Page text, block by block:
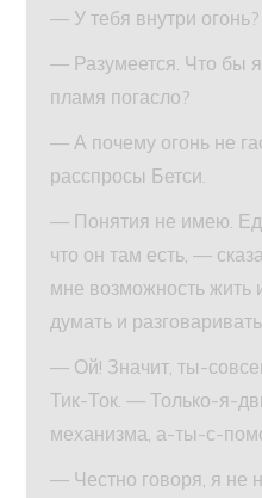
— У тебя внутри
— Разумеется. Что бы
пламя погасло?
— А почему огонь не
расспросы Бетси.
— Понятия не имею.
что он там есть, —
мне возможность жить
думать и разговаривать.
— Ой! Значит, ты-
Тик-Ток. — Только-я-
механизма, а-ты-с-
— Честно говоря, я не